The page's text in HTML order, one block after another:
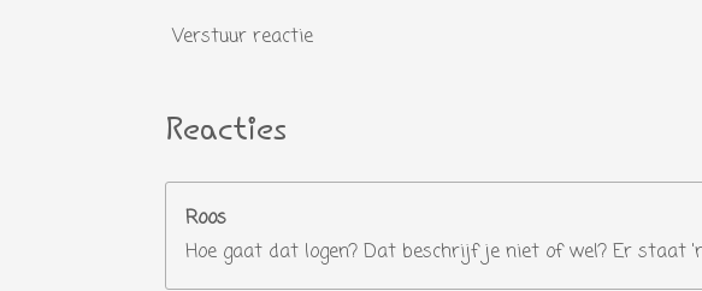
Verstuur reactie
Reacties
Roos
Hoe gaat dat logen? Dat beschrijf je niet of wel? Er staat